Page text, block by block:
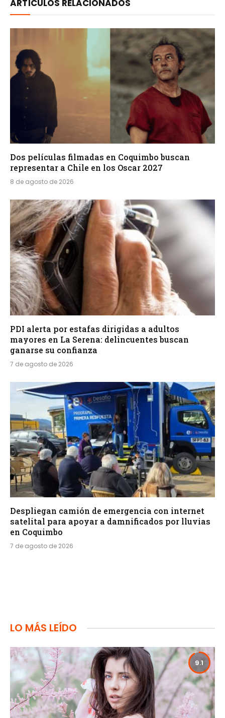
ARTÍCULOS RELACIONADOS
Dos películas filmadas en Coquimbo buscan
representar a Chile en los Oscar 2027
8 de agosto de 2026
PDI alerta por estafas dirigidas a adultos
mayores en La Serena: delincuentes buscan
ganarse su confianza
7 de agosto de 2026
Despliegan camión de emergencia con internet
satelital para apoyar a damnificados por lluvias
en Coquimbo
7 de agosto de 2026
LO MÁS LEÍDO
9.1